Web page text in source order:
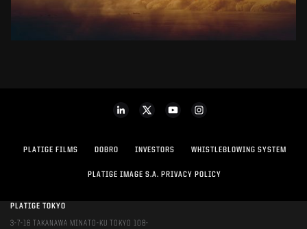
PLATIGE FILMS DOBRO INVESTORS WHISTLEBLOWING SYSTEM
PLATIGE IMAGE S.A. PRIVACY POLICY
PLATIGE TOKYO
3-7-16 TAKANAWA MINATO-KU TOKYO 108-